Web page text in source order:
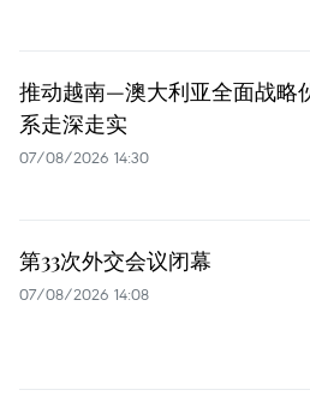
推动越南—澳大利亚全面战略
系走深走实
07/08/2026 14:30
第33次外交会议闭幕
07/08/2026 14:08